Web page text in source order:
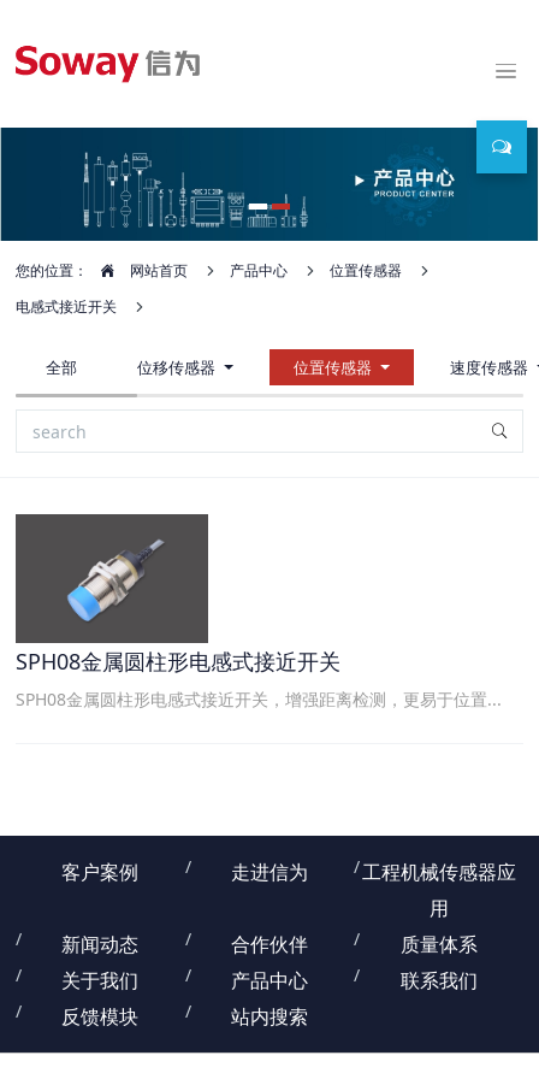
您的位置： 网站首页 产品中心
位置传感器
电感式接近开关
全部 位移传感器 位置传感器 速度传感器
SPH08金属圆柱形电感式接近开关
SPH08金属圆柱形电感式接近开关，增强距离检测，更易于位置...
客户案例 走进信为
工程机械传感器应
用
新闻动态
合作伙伴
质量体系
关于我们
产品中心
联系我们
反馈模块
站内搜索